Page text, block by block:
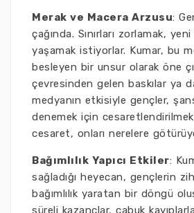
Merak ve Macera Arzusu:
çağında. Sınırları zorlamak,
yaşamak istiyorlar. Kumar, bu
besleyen bir unsur olarak öne
çevresinden gelen baskılar ya
medyanın etkisiyle gençler,
denemek için
cesaret, onları nerelere
Bağımlılık Yapıcı Etkiler:
sağladığı heyecan, gençlerin
bağımlılık yaratan bir döngü
süreli kazançlar, çabuk